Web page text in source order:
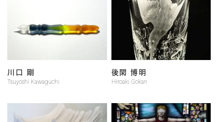
川口 剛
Tsuyoshi Kawaguchi
後閑 博明
Hiroaki Gokan